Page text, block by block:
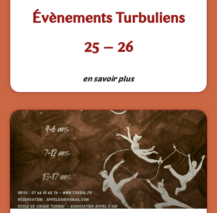
Évènements Turbuliens
25 – 26
en savoir plus